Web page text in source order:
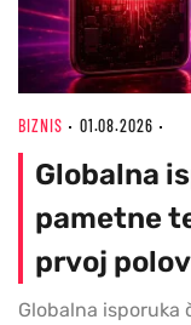
BIZNIS 01.08.2026
Globalna
pametne
prvoj
Globalna isporuka